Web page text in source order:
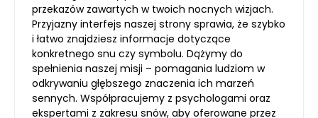
przekazów zawartych w twoich nocnych wizjach.
Przyjazny interfejs naszej strony sprawia, że szybko
i łatwo znajdziesz informacje dotyczące
konkretnego snu czy symbolu. Dążymy do
spełnienia naszej misji – pomagania ludziom w
odkrywaniu głębszego znaczenia ich marzeń
sennych. Współpracujemy z psychologami oraz
ekspertami z zakresu snów, aby oferowane przez